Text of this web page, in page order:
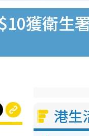
獲衛生
港生